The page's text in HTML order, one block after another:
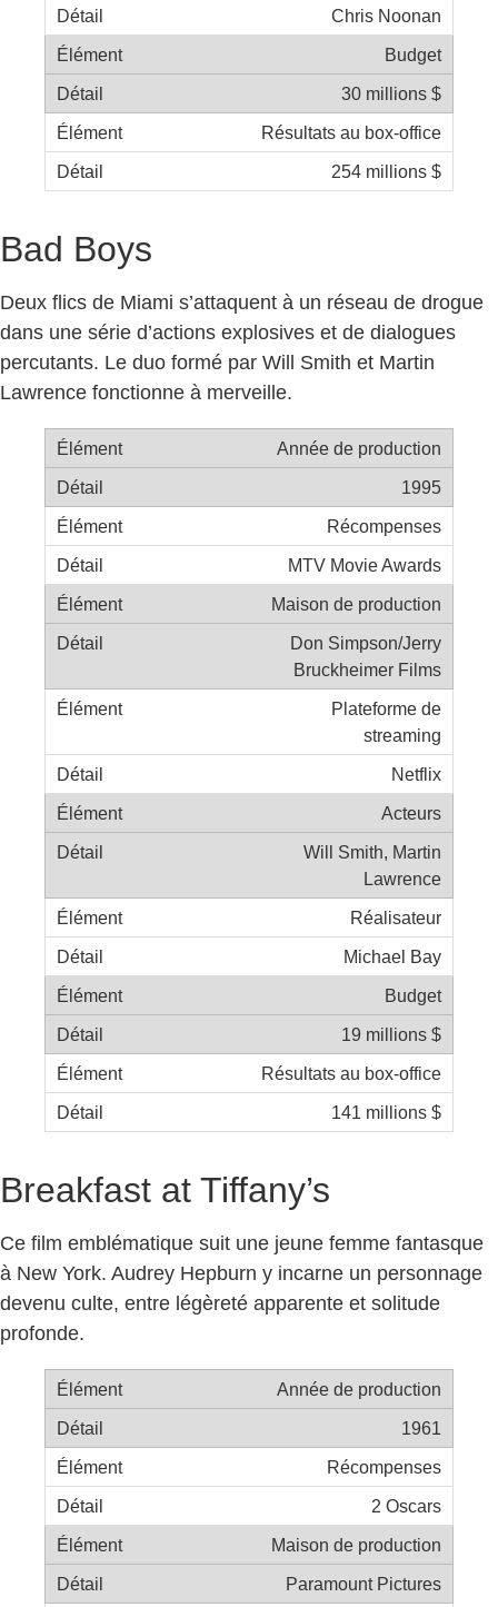
Chris Noonan
Budget
30 millions $
Résultats au box-office
254 millions $
Bad Boys
Deux flics de Miami s’attaquent à un réseau de drogue
dans une série d’actions explosives et de dialogues
percutants. Le duo formé par Will Smith et Martin
Lawrence fonctionne à merveille.
Année de production
1995
Récompenses
MTV Movie Awards
Maison de production
Don Simpson/Jerry
Bruckheimer Films
Plateforme de
streaming
Netflix
Acteurs
Will Smith, Martin
Lawrence
Réalisateur
Michael Bay
Budget
19 millions $
Résultats au box-office
141 millions $
Breakfast at Tiffany’s
Ce film emblématique suit une jeune femme fantasque
à New York. Audrey Hepburn y incarne un personnage
devenu culte, entre légèreté apparente et solitude
profonde.
Année de production
1961
Récompenses
2 Oscars
Maison de production
Paramount Pictures